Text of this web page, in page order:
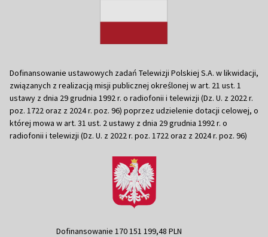
Dofinansowanie ustawowych zadań Telewizji Polskiej S.A. w likwidacji,
związanych z realizacją misji publicznej określonej w art. 21 ust. 1
ustawy z dnia 29 grudnia 1992 r. o radiofonii i telewizji (Dz. U. z 2022 r.
poz. 1722 oraz z 2024 r. poz. 96) poprzez udzielenie dotacji celowej, o
której mowa w art. 31 ust. 2 ustawy z dnia 29 grudnia 1992 r. o
radiofonii i telewizji (Dz. U. z 2022 r. poz. 1722 oraz z 2024 r. poz. 96)
Dofinansowanie 170 151 199,48 PLN